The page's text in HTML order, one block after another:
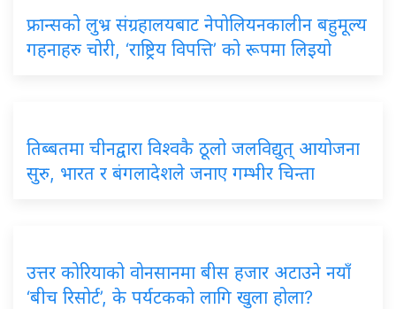
फ्रान्सको लुभ्र संग्रहालयबाट नेपोलियनकालीन बहुमूल्य
गहनाहरु चोरी, ‘राष्ट्रिय विपत्ति’ को रूपमा लिइयो
तिब्बतमा चीनद्वारा विश्वकै ठूलो जलविद्युत् आयोजना
सुरु, भारत र बंगलादेशले जनाए गम्भीर चिन्ता
उत्तर कोरियाको वोनसानमा बीस हजार अटाउने नयाँ
‘बीच रिसोर्ट’, के पर्यटकको लागि खुला होला?